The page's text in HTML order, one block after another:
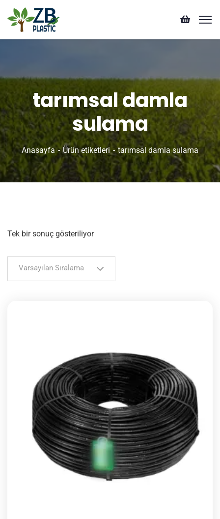
tarımsal damla
sulama
Anasayfa Ürün etiketleri tarımsal damla sulama
Tek bir sonuç gösteriliyor
Varsayılan Sıralama